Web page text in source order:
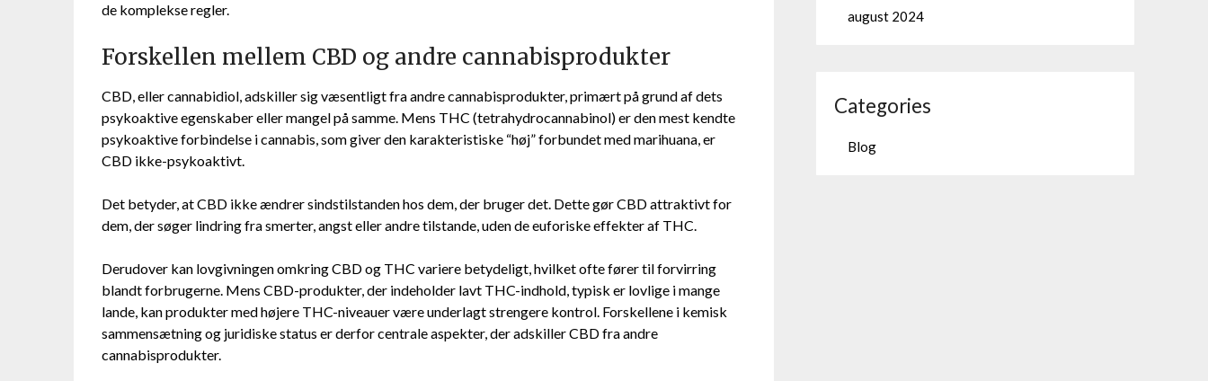
de komplekse regler.
Forskellen mellem CBD og andre cannabisprodukter
CBD, eller cannabidiol, adskiller sig væsentligt fra andre cannabisprodukter, primært på grund af dets
psykoaktive egenskaber eller mangel på samme. Mens THC (tetrahydrocannabinol) er den mest kendte
psykoaktive forbindelse i cannabis, som giver den karakteristiske “høj” forbundet med marihuana, er
CBD ikke-psykoaktivt.
Det betyder, at CBD ikke ændrer sindstilstanden hos dem, der bruger det. Dette gør CBD attraktivt for
dem, der søger lindring fra smerter, angst eller andre tilstande, uden de euforiske effekter af THC.
Derudover kan lovgivningen omkring CBD og THC variere betydeligt, hvilket ofte fører til forvirring
blandt forbrugerne. Mens CBD-produkter, der indeholder lavt THC-indhold, typisk er lovlige i mange
lande, kan produkter med højere THC-niveauer være underlagt strengere kontrol. Forskellene i kemisk
sammensætning og juridiske status er derfor centrale aspekter, der adskiller CBD fra andre
cannabisprodukter.
august 2024
Categories
Blog